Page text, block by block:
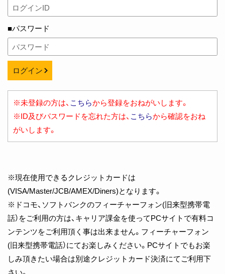
■パスワード
ログイン
※未登録の方は、 こちらから登録をおねがいします。
※ID及びパスワードを忘れた方は、 こちらから確認をおね
がいします。
※現在使用できるクレジットカードは
(VISA/Master/JCB/AMEX/Diners)となります。
※ドコモ、ソフトバンクのフィーチャーフォン(旧来型携帯電
話）をご利用の方は、キャリア課金を使ってPCサイトで有料コ
ンテンツをご利用頂く事は出来ません。フィーチャーフォン
(旧来型携帯電話）にてお楽しみください。PCサイトでもお楽
しみ頂きたい場合は別途クレジットカード決済にてご利用下